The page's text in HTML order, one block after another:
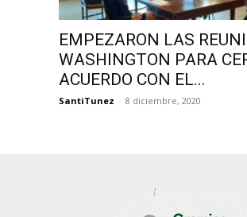
EMPEZARON LAS
WASHINGTON PARA
ACUERDO CON EL...
SantiTunez - 8 diciembre, 2020